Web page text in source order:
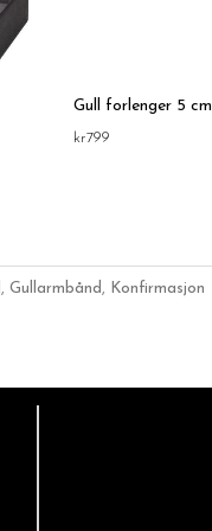
Gull forlenger 5 cm
kr799
, Gullarmbånd , Konfirmasjon